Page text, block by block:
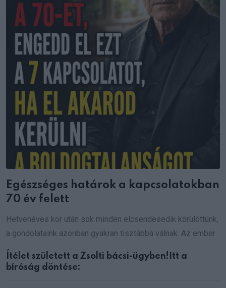
Egészséges határok a kapcsolatokban
70 év felett
Hetvenéves kor után sok minden elcsendesedik körülöttünk,
a gondolataink azonban gyakran tisztábbá válnak. Az ember
Ítélet született a Zsolti bácsi-ügyben!Itt a
bíróság döntése: